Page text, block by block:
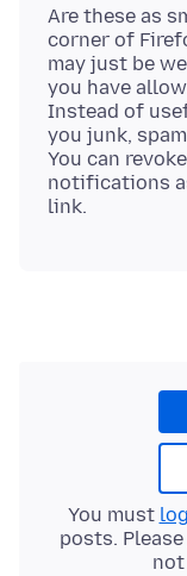
Are these as
corner of
may just be
you have
Instead of
you junk,
You can
notifications
You must
posts. Please
not